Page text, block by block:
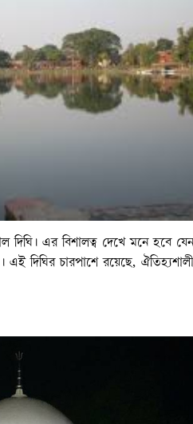
এর বিশালত্ব দেখে মনে হবে
দিঘির চারপাশে রয়েছে,